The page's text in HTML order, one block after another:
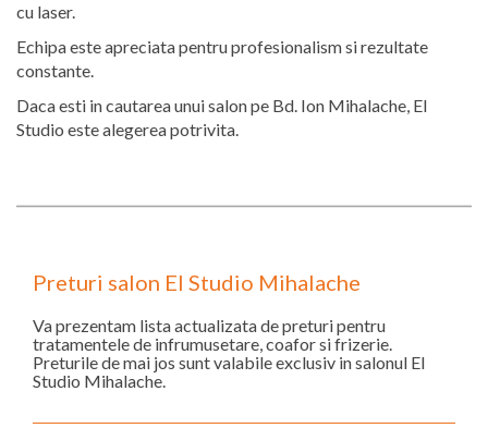
cu laser.
Echipa este apreciata pentru profesionalism si rezultate
constante.
Daca esti in cautarea unui salon pe Bd. Ion Mihalache, El
Studio este alegerea potrivita.
Preturi salon El Studio Mihalache
Va prezentam lista actualizata de preturi pentru
tratamentele de infrumusetare, coafor si frizerie.
Preturile de mai jos sunt valabile exclusiv in salonul El
Studio Mihalache.